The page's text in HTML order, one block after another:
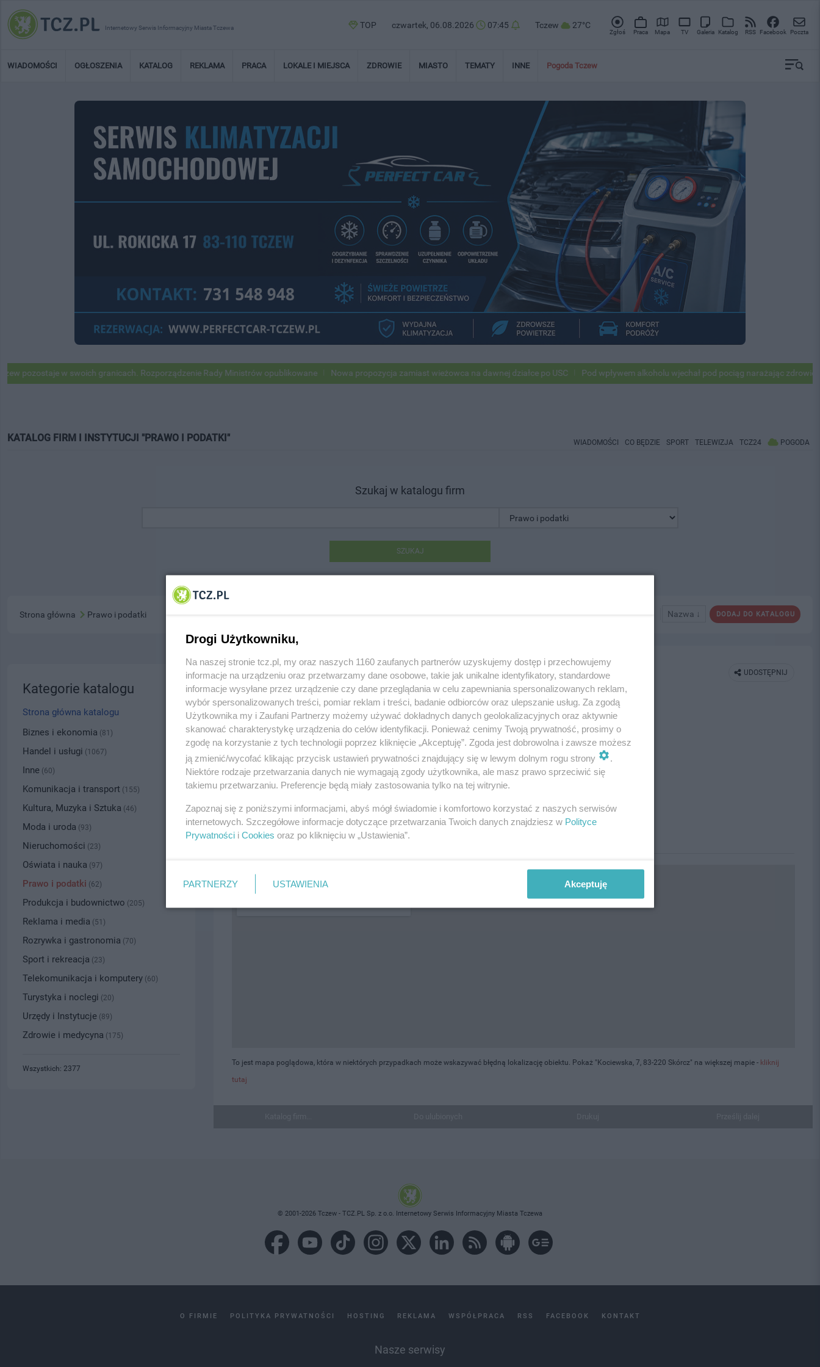
Internetowy Serwis Informacyjny Miasta Tczewa TOP czwartek, 06.08.2026 07:45 Tczew 27°C
Zgłoś Praca Mapa TV Galeria Katalog RSS Facebook Poczta
WIADOMOŚCI OGŁOSZENIA KATALOG REKLAMA PRACA LOKALE I MIEJSCA ZDROWIE MIASTO TEMATY INNE Pogoda Tczew
w swoich granicach. Rozporządzenie Rady Ministrów opublikowane Nowa propozycja zamiast wieżowca na dawnej działce po USC Pod wpływem alkoholu wjechał pod pociąg narażając zdrowie i
KATALOG FIRM I INSTYTUCJI "PRAWO I PODATKI" WIADOMOŚCI CO BĘDZIE SPORT TELEWIZJA TCZ24 POGODA
Szukaj w katalogu firm
SZUKAJ
DODAJ DO KATALOGU
Nazwa ↓
Strona główna Prawo i podatki
UDOSTĘPNIJ
Kancelaria Doradcy Prawnego Sławomir Poniatowski
ul. Kociewska, 7, 83-220 Skórcz
797205311
Kategoria:Prawo i podatki
PRZYBLIŻONA LOKALIZACJA NA MAPIE
To jest mapa poglądowa, która w niektórych przypadkach może wskazywać błędną lokalizację obiektu. Pokaż "Kociewska, 7, 83-220 Skórcz" na większej mapie - kliknij
tutaj
Kategorie katalogu
Strona główna katalogu
Biznes i ekonomia (81)
Handel i usługi (1067)
Inne (60)
Komunikacja i transport (155)
Kultura, Muzyka i Sztuka (46)
Moda i uroda (93)
Nieruchomości (23)
Oświata i nauka (97)
Prawo i podatki (62)
Produkcja i budownictwo (205)
Reklama i media (51)
Rozrywka i gastronomia (70)
Sport i rekreacja (23)
Telekomunikacja i komputery (60)
Turystyka i noclegi (20)
Urzędy i Instytucje (89)
Zdrowie i medycyna (175)
Wszystkich: 2377
© 2001-2026 Tczew - TCZ.PL Sp. z o.o. Internetowy Serwis Informacyjny Miasta Tczewa
O FIRMIE POLITYKA PRYWATNOŚCI HOSTING REKLAMA WSPÓŁPRACA RSS FACEBOOK KONTAKT
Nasze serwisy
Drogi Użytkowniku,
Na naszej stronie tcz.pl, my oraz naszych 1160 zaufanych partnerów uzyskujemy dostęp i przechowujemy
informacje na urządzeniu oraz przetwarzamy dane osobowe, takie jak unikalne identyfikatory, standardowe
informacje wysyłane przez urządzenie czy dane przeglądania w celu zapewniania spersonalizowanych reklam,
wybór spersonalizowanych treści, pomiar reklam i treści, badanie odbiorców oraz ulepszanie usług. Za zgodą
Użytkownika my i Zaufani Partnerzy możemy używać dokładnych danych geolokalizacyjnych oraz aktywnie
skanować charakterystykę urządzenia do celów identyfikacji. Ponieważ cenimy Twoją prywatność, prosimy o
zgodę na korzystanie z tych technologii poprzez kliknięcie „Akceptuję”. Zgoda jest dobrowolna i zawsze możesz
ją zmienić/wycofać klikając przycisk ustawień prywatności znajdujący się w lewym dolnym rogu strony
.
Niektóre rodzaje przetwarzania danych nie wymagają zgody użytkownika, ale masz prawo sprzeciwić się
takiemu przetwarzaniu. Preferencje będą miały zastosowania tylko na tej witrynie.
Zapoznaj się z poniższymi informacjami, abyś mógł świadomie i komfortowo korzystać z naszych serwisów
internetowych. Szczegółowe informacje dotyczące przetwarzania Twoich danych znajdziesz w Polityce
Prywatności i Cookies oraz po kliknięciu w „Ustawienia”.
PARTNERZY USTAWIENIA Akceptuję